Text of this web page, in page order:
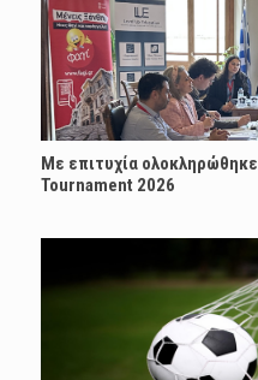
Με επιτυχία
Tournament 2026